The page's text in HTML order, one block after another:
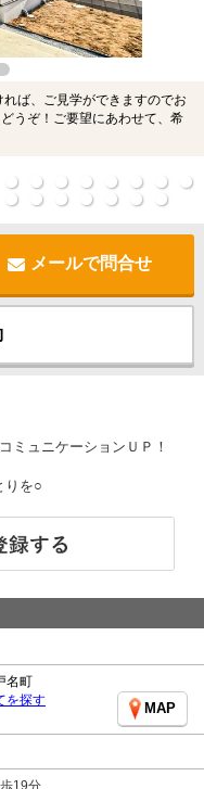
ば、ご見学ができますのでお
うぞ！ご要望にあわせて、希
メールで問合せ
ミュニケーションＵＰ！
りを○
名町
を探す
MAP
19分